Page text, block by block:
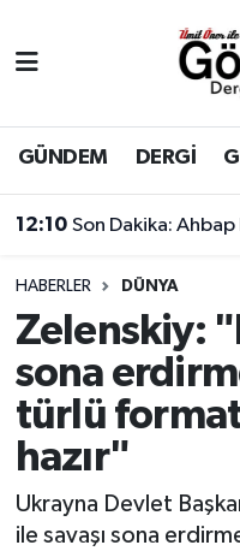
GÜNDEM DERGİ
12:10 Son Dakika: Ahbap
HABERLER DÜNYA
Zelenskiy:
sona
türlü
hazır"
Ukrayna Devlet
ile savaşı sona
BİLİM
DERGİ
DÜNYA
EĞİTİM
EKONOMİ
GÖKTÜRK
GÜNDEM
Eyüpsultan Hava
Eyüpsultan Trafik
Süper Lig Puan
Tüm Manşetler
Son Dakika
Haber Arşivi